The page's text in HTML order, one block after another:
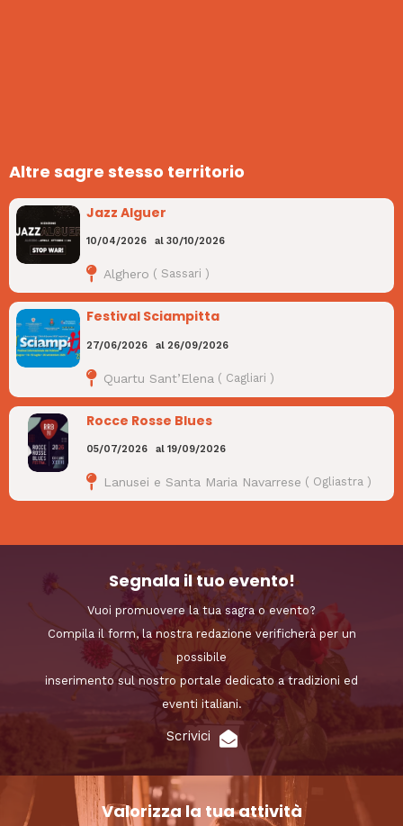
Altre sagre stesso territorio
Jazz Alguer
10/04/2026 al 30/10/2026
Alghero ( Sassari )
Festival Sciampitta
27/06/2026 al 26/09/2026
Quartu Sant’Elena ( Cagliari )
Rocce Rosse Blues
05/07/2026 al 19/09/2026
Lanusei e Santa Maria Navarrese ( Ogliastra)
Segnala il tuo evento!
Vuoi promuovere la tua sagra o evento?
Compila il form, la nostra redazione verificherà per un
possibile
inserimento sul nostro portale dedicato a tradizioni ed
eventi italiani.
Scrivici
Valorizza la tua attività